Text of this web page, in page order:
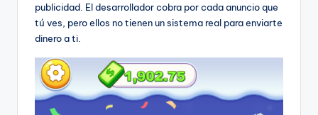
publicidad. El desarrollador cobra por cada anuncio que
tú ves, pero ellos no tienen un sistema real para enviarte
dinero a ti.